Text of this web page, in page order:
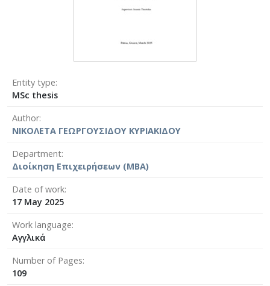
Entity type
MSc thesis
Author
ΝΙΚΟΛΕΤΑ ΓΕΩΡΓΟΥΣΙΔΟΥ ΚΥΡΙΑΚΙΔΟΥ
Department
Διοίκηση Επιχειρήσεων (MBA)
Date of work
17 May 2025
Work language
Αγγλικά
Number of Pages
109